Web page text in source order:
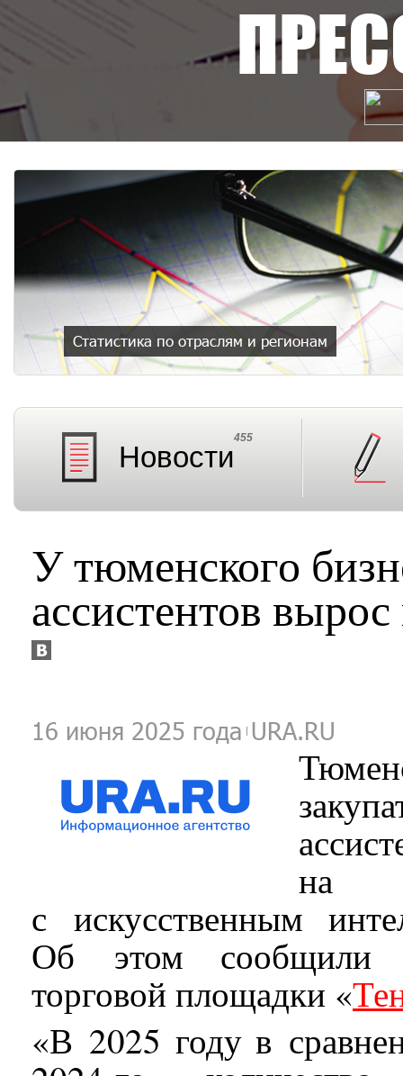
Статистика по отраслям и регионам
Новости
455
У тюменского
ассистентов
16 июня 2025 года URA.RU
на
с искусственным
Об этом сообщили
торговой площадки «
«В 2025 году в